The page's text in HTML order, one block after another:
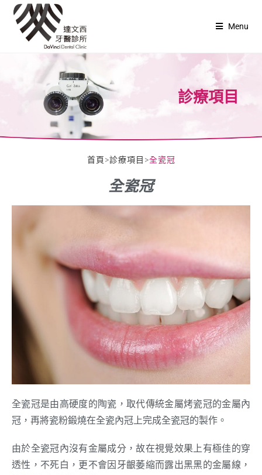
Menu
診療項目
全瓷冠
首頁>診療項目 >全瓷冠
全瓷冠是由高硬度的陶瓷，取代傳統金屬烤瓷冠的金屬內
冠，再將瓷粉鍛燒在全瓷內冠上完成全瓷冠的製作。
由於全瓷冠內沒有金屬成分，故在視覺效果上有極佳的穿
透性，不死白，更不會因牙齦萎縮而露出黑黑的金屬線，